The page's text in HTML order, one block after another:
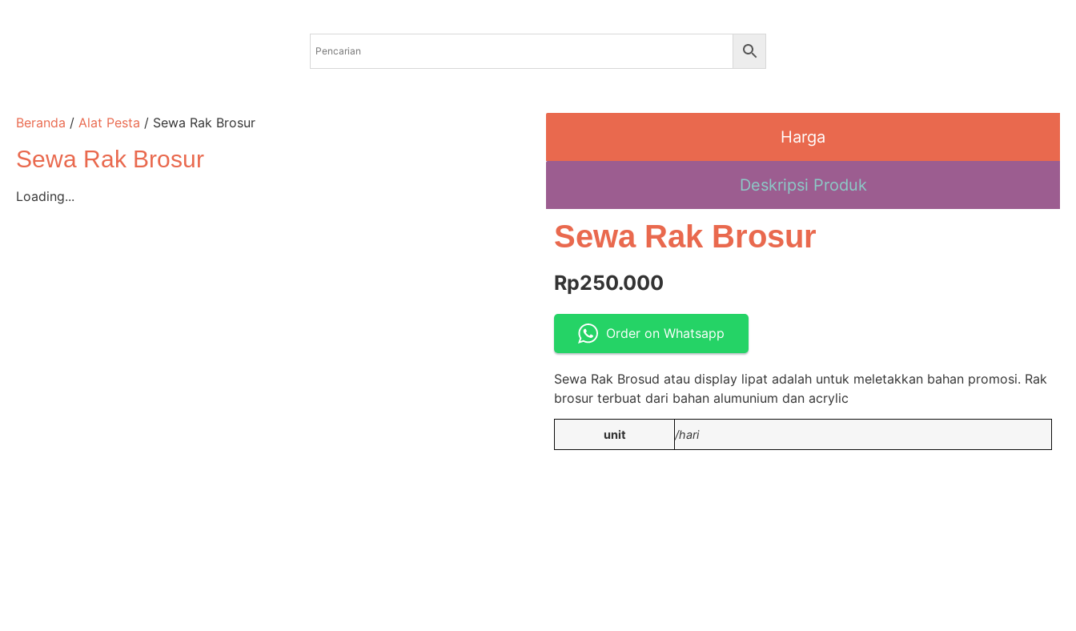
Beranda / Alat Pesta / Sewa Rak Brosur
Sewa Rak Brosur
Loading...
Harga
Deskripsi Produk
Sewa Rak Brosur
Rp250.000
Order on Whatsapp
Sewa Rak Brosud atau display lipat adalah untuk meletakkan bahan promosi. Rak
brosur terbuat dari bahan alumunium dan acrylic
unit /hari